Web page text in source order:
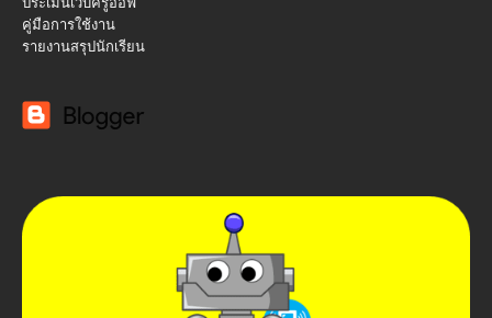
คู่มือการใช้งาน
รายงานสรุปนักเรียน